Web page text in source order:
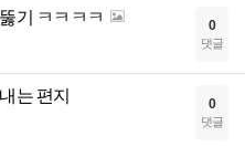
기 ㅋㅋㅋㅋ 0
댓글
는 편지 0
댓글